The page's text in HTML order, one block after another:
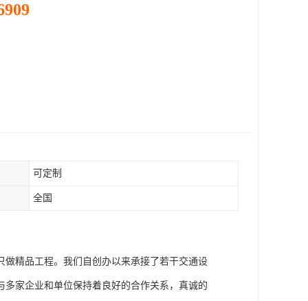
可定制
全国
精品工程。我们自创办以来承接了若干交通设
家企业和单位保持着良好的合作关系，真诚的